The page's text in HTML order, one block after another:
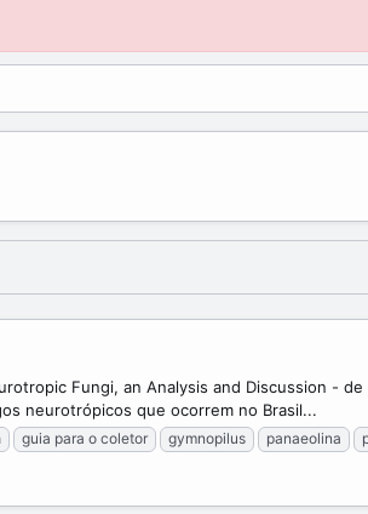
Fungi, an Analysis and Discussion -
neurotrópicos que ocorrem no Brasil...
guia para o coletor gymnopilus panaeolina